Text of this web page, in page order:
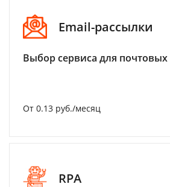
Email-рассылки
Выбор сервиса для
От 0.13 руб./месяц
RPA